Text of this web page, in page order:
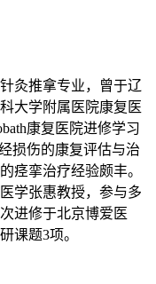
灸推拿专业，曾于辽
大学附属医院康复医
康复医院进修学习
损伤的康复评估与治
痉挛治疗经验颇丰。
学张惠教授，参与多
进修于北京博爱医
课题3项。